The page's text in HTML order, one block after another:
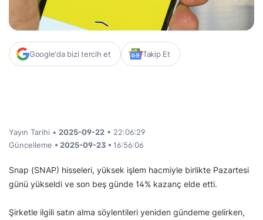
Google'da bizi tercih et Takip Et
Yayın Tarihi • 2025-09-22 • 22:06:29
Güncelleme • 2025-09-23 • 16:56:06
Snap (SNAP) hisseleri, yüksek işlem hacmiyle birlikte Pazartesi
günü yükseldi ve son beş günde 14% kazanç elde etti.
Şirketle ilgili satın alma söylentileri yeniden gündeme gelirken,